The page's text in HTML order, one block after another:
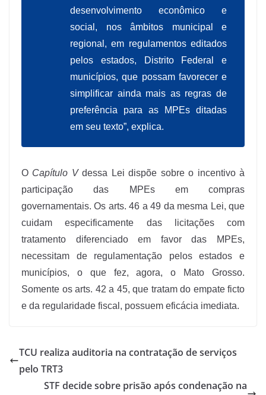
desenvolvimento econômico e
social, nos âmbitos municipal e
regional, em regulamentos editados
pelos estados, Distrito Federal e
municípios, que possam favorecer e
simplificar ainda mais as regras de
preferência para as MPEs ditadas
em seu texto”, explica.
O Capítulo Vdessa Lei dispõe sobre o incentivo à
participação das MPEs em compras
governamentais. Os arts. 46 a 49 da mesma Lei, que
cuidam especificamente das licitações com
tratamento diferenciado em favor das MPEs,
necessitam de regulamentação pelos estados e
municípios, o que fez, agora, o Mato Grosso.
Somente os arts. 42 a 45, que tratam do empate ficto
e da regularidade fiscal, possuem eficácia imediata.
TCU realiza auditoria na contratação de serviços
pelo TRT3
STF decide sobre prisão após condenação na